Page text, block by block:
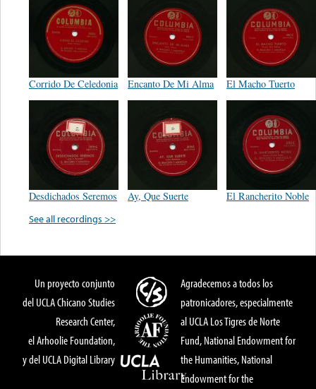
Corrido De Celedonia Encanto De Mi Alma El Macho Tuerto
Desdichados Seremos Ay, Que Suerte
El Rancherito Noble
See all recordings >>
Un proyecto conjunto
del UCLA Chicano Studies
Research Center,
el Arhoolie Foundation,
y del UCLA Digital Library
Agradecemos a todos los
patronicadores, especialmente
al UCLA Los Tigres de Norte
Fund, National Endowment for
the Humanities, National
Endowment for the